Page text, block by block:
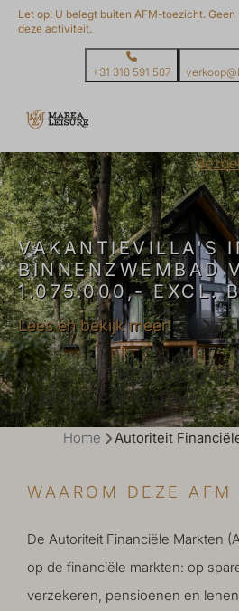
Let op! U belegt buiten AFM-toezicht.
deze activiteit.
+31 318 591 587
VAKANTIEVILLA'S
BINNENZWEMBAD
1.075.000,- EXCL.
Lees en bekijk meer!
AUTORITEIT
MARKTEN (AFM)
Home Autoriteit
WAAROM DEZE AFM
De Autoriteit Financiële Markten
op de financiële markten: op
verzekeren, pensioenen en